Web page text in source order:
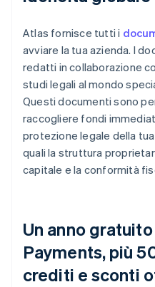
Atlas fornisce tutti i
avviare la tua azienda. I
redatti in collaborazione
studi legali al mondo
Questi documenti sono
raccogliere fondi
protezione legale della
quali la struttura
capitale e la conformità
Un anno
Payments, più
crediti e sconti